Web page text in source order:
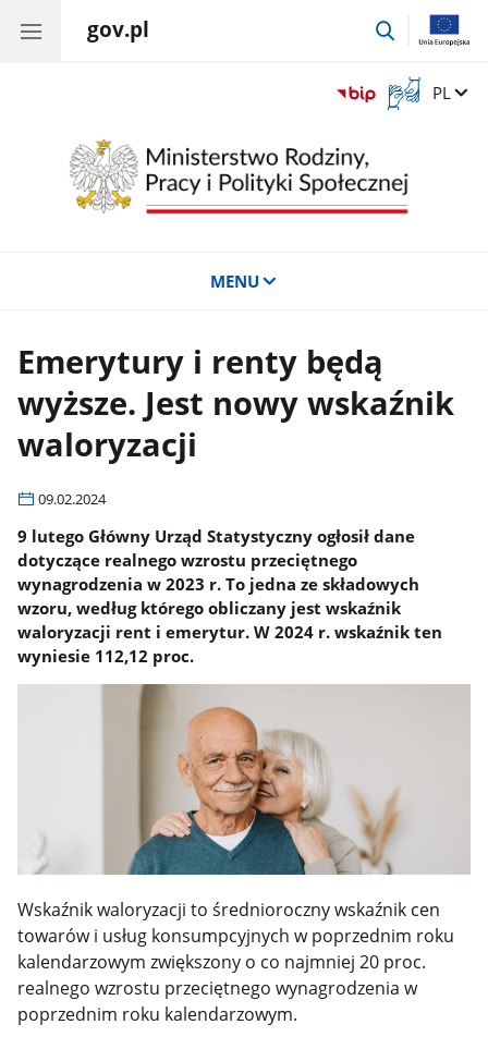
gov.pl
przejdź
Otwórz
okno
języka
migowego
Zmień
PL
MENU
Emerytury i renty będą
wyższe. Jest nowy wskaźnik
waloryzacji
09.02.2024
9 lutego Główny Urząd Statystyczny ogłosił dane
dotyczące realnego wzrostu przeciętnego
wynagrodzenia w 2023 r. To jedna ze składowych
wzoru, według którego obliczany jest wskaźnik
waloryzacji rent i emerytur. W 2024 r. wskaźnik ten
wyniesie 112,12 proc.
Wskaźnik waloryzacji to średnioroczny wskaźnik cen
towarów i usług konsumpcyjnych w poprzednim roku
kalendarzowym zwiększony o co najmniej 20 proc.
realnego wzrostu przeciętnego wynagrodzenia w
poprzednim roku kalendarzowym.